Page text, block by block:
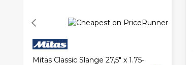
Mitas Classic Slange 27,5" x 1.75-